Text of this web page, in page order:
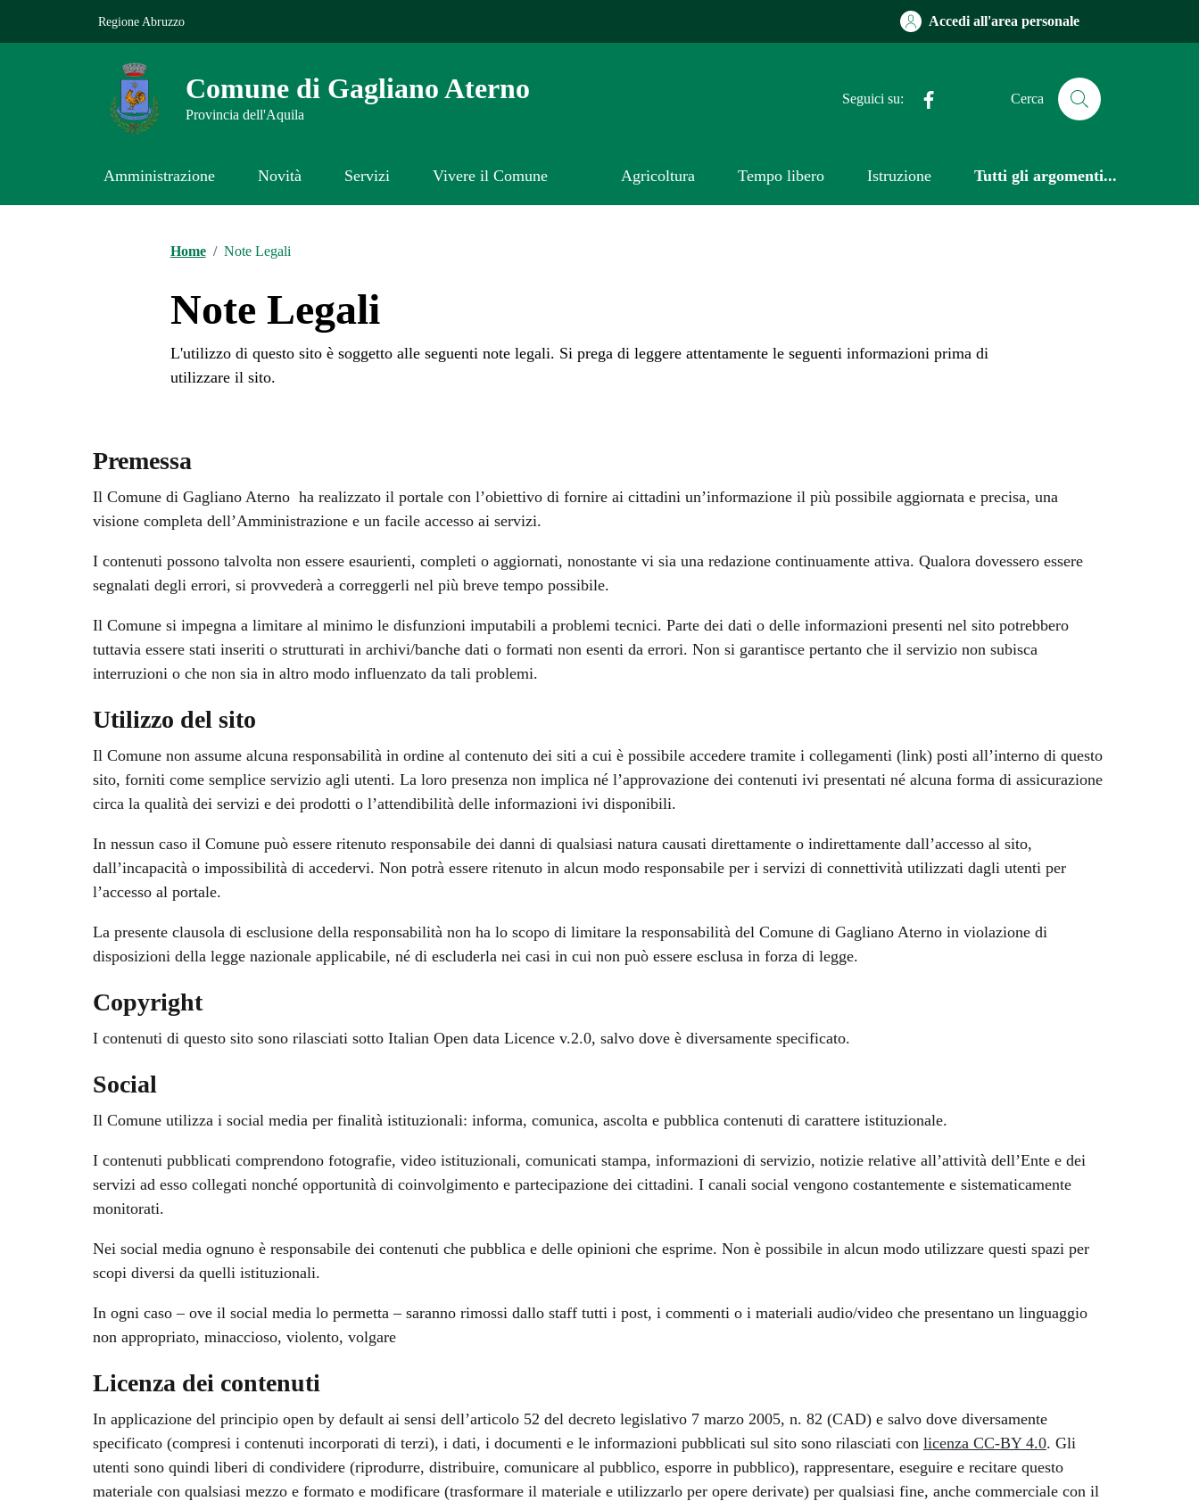
Regione Abruzzo Accedi all'area personale
Comune di Gagliano Aterno
Provincia dell'Aquila
Seguici su: Cerca
Amministrazione Novità Servizi Vivere il Comune Agricoltura Tempo libero Istruzione Tutti gli argomenti...
Home / Note Legali
Note Legali
L'utilizzo di questo sito è soggetto alle seguenti note legali. Si prega di leggere attentamente le seguenti informazioni prima di
utilizzare il sito.
Premessa
Il Comune di Gagliano Aterno ha realizzato il portale con l’obiettivo di fornire ai cittadini un’informazione il più possibile aggiornata e precisa, una
visione completa dell’Amministrazione e un facile accesso ai servizi.
I contenuti possono talvolta non essere esaurienti, completi o aggiornati, nonostante vi sia una redazione continuamente attiva. Qualora dovessero essere
segnalati degli errori, si provvederà a correggerli nel più breve tempo possibile.
Il Comune si impegna a limitare al minimo le disfunzioni imputabili a problemi tecnici. Parte dei dati o delle informazioni presenti nel sito potrebbero
tuttavia essere stati inseriti o strutturati in archivi/banche dati o formati non esenti da errori. Non si garantisce pertanto che il servizio non subisca
interruzioni o che non sia in altro modo influenzato da tali problemi.
Utilizzo del sito
Il Comune non assume alcuna responsabilità in ordine al contenuto dei siti a cui è possibile accedere tramite i collegamenti (link) posti all’interno di questo
sito, forniti come semplice servizio agli utenti. La loro presenza non implica né l’approvazione dei contenuti ivi presentati né alcuna forma di assicurazione
circa la qualità dei servizi e dei prodotti o l’attendibilità delle informazioni ivi disponibili.
In nessun caso il Comune può essere ritenuto responsabile dei danni di qualsiasi natura causati direttamente o indirettamente dall’accesso al sito,
dall’incapacità o impossibilità di accedervi. Non potrà essere ritenuto in alcun modo responsabile per i servizi di connettività utilizzati dagli utenti per
l’accesso al portale.
La presente clausola di esclusione della responsabilità non ha lo scopo di limitare la responsabilità del Comune di Gagliano Aterno in violazione di
disposizioni della legge nazionale applicabile, né di escluderla nei casi in cui non può essere esclusa in forza di legge.
Copyright
I contenuti di questo sito sono rilasciati sotto Italian Open data Licence v.2.0, salvo dove è diversamente specificato.
Social
Il Comune utilizza i social media per finalità istituzionali: informa, comunica, ascolta e pubblica contenuti di carattere istituzionale.
I contenuti pubblicati comprendono fotografie, video istituzionali, comunicati stampa, informazioni di servizio, notizie relative all’attività dell’Ente e dei
servizi ad esso collegati nonché opportunità di coinvolgimento e partecipazione dei cittadini. I canali social vengono costantemente e sistematicamente
monitorati.
Nei social media ognuno è responsabile dei contenuti che pubblica e delle opinioni che esprime. Non è possibile in alcun modo utilizzare questi spazi per
scopi diversi da quelli istituzionali.
In ogni caso – ove il social media lo permetta – saranno rimossi dallo staff tutti i post, i commenti o i materiali audio/video che presentano un linguaggio
non appropriato, minaccioso, violento, volgare
Licenza dei contenuti
In applicazione del principio open by default ai sensi dell’articolo 52 del decreto legislativo 7 marzo 2005, n. 82 (CAD) e salvo dove diversamente
specificato (compresi i contenuti incorporati di terzi), i dati, i documenti e le informazioni pubblicati sul sito sono rilasciati con licenza CC-BY 4.0. Gli
utenti sono quindi liberi di condividere (riprodurre, distribuire, comunicare al pubblico, esporre in pubblico), rappresentare, eseguire e recitare questo
materiale con qualsiasi mezzo e formato e modificare (trasformare il materiale e utilizzarlo per opere derivate) per qualsiasi fine, anche commerciale con il